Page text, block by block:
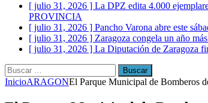
[ julio 31, 2026 ] La DPZ edita 4.000
PROVINCIA
[ julio 31, 2026 ] Pancho Varona abre este
[ julio 31, 2026 ] Zaragoza congela un año
[ julio 31, 2026 ] La Diputación de Zaragoza
Buscar:
El Parque Municipal de Bomberos